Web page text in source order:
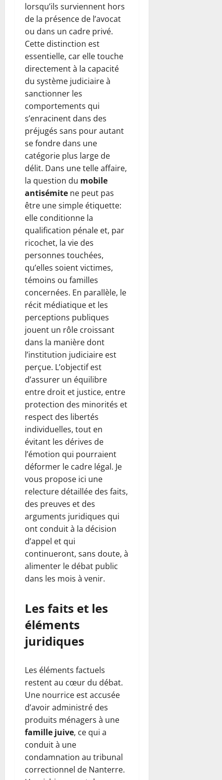
lorsqu’ils surviennent hors
de la présence de l’avocat
ou dans un cadre privé.
Cette distinction est
essentielle, car elle touche
directement à la capacité
du système judiciaire à
sanctionner les
comportements qui
s’enracinent dans des
préjugés sans pour autant
se fondre dans une
catégorie plus large de
délit. Dans une telle affaire,
la question du mobile
antisémite ne peut pas
être une simple étiquette:
elle conditionne la
qualification pénale et, par
ricochet, la vie des
personnes touchées,
qu’elles soient victimes,
témoins ou familles
concernées. En parallèle, le
récit médiatique et les
perceptions publiques
jouent un rôle croissant
dans la manière dont
l’institution judiciaire est
perçue. L’objectif est
d’assurer un équilibre
entre droit et justice, entre
protection des minorités et
respect des libertés
individuelles, tout en
évitant les dérives de
l’émotion qui pourraient
déformer le cadre légal. Je
vous propose ici une
relecture détaillée des faits,
des preuves et des
arguments juridiques qui
ont conduit à la décision
d’appel et qui
continueront, sans doute, à
alimenter le débat public
dans les mois à venir.
Les faits et les
éléments
juridiques
Les éléments factuels
restent au cœur du débat.
Une nourrice est accusée
d’avoir administré des
produits ménagers à une
famille juive, ce qui a
conduit à une
condamnation au tribunal
correctionnel de Nanterre.